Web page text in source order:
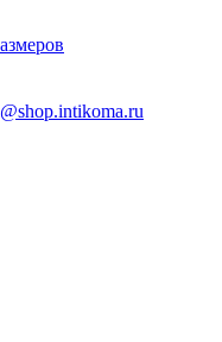
@shop.intikoma.ru